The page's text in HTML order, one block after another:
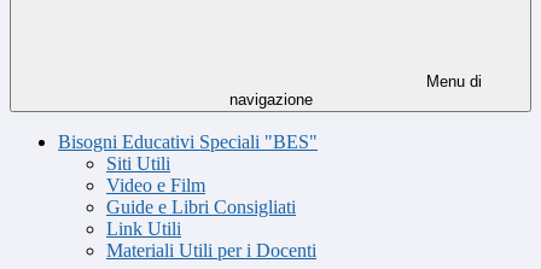
Menu di
navigazione
Bisogni Educativi Speciali "BES"
Siti Utili
Video e Film
Guide e Libri Consigliati
Link Utili
Materiali Utili per i Docenti